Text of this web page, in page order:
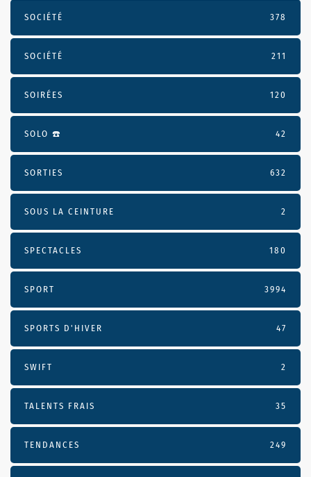
SOCIÉTÉ 378
SOCIÉTÉ 211
SOIRÉES 120
SOLO ☎️ 42
SORTIES 632
SOUS LA CEINTURE 2
SPECTACLES 180
SPORT 3994
SPORTS D'HIVER 47
SWIFT 2
TALENTS FRAIS 35
TENDANCES 249